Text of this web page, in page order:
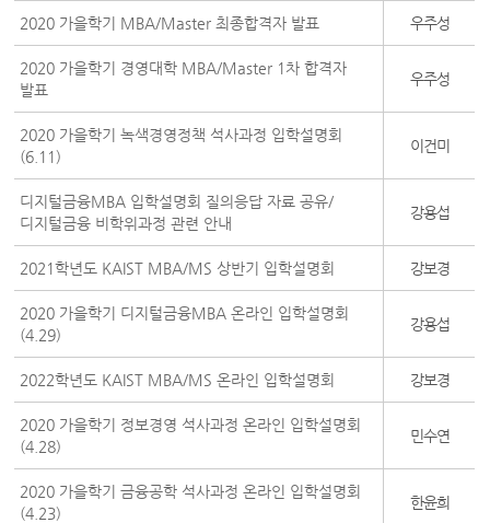
2020 가을학기 MBA/Master 최종합격자 발표 우주성
2020 가을학기 경영대학 MBA/Master 1차 합격자
발표
우주성
2020 가을학기 녹색경영정책 석사과정 입학설명회
(6.11)
이건미
디지털금융MBA 입학설명회 질의응답 자료 공유/
디지털금융 비학위과정 관련 안내
강용섭
2021학년도 KAIST MBA/MS 상반기 입학설명회 강보경
2020 가을학기 디지털금융MBA 온라인 입학설명회
(4.29)
강용섭
2022학년도 KAIST MBA/MS 온라인 입학설명회 강보경
2020 가을학기 정보경영 석사과정 온라인 입학설명회
(4.28)
민수연
2020 가을학기 금융공학 석사과정 온라인 입학설명회
(4.23)
한윤희